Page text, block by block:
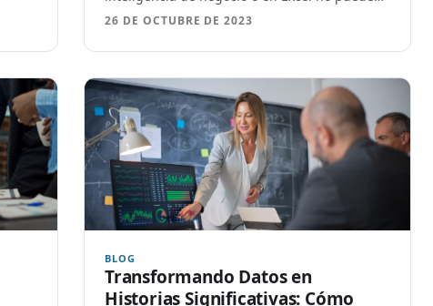
pasar por alto...
26 DE OCTUBRE DE 2023
BLOG
Transformando Datos en
Historias Significativas: Cómo